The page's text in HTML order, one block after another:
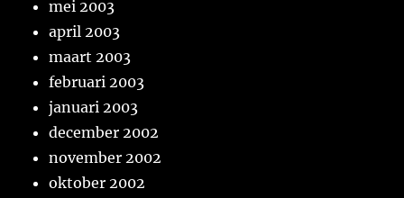
mei 2003
april 2003
maart 2003
februari 2003
januari 2003
december 2002
november 2002
oktober 2002